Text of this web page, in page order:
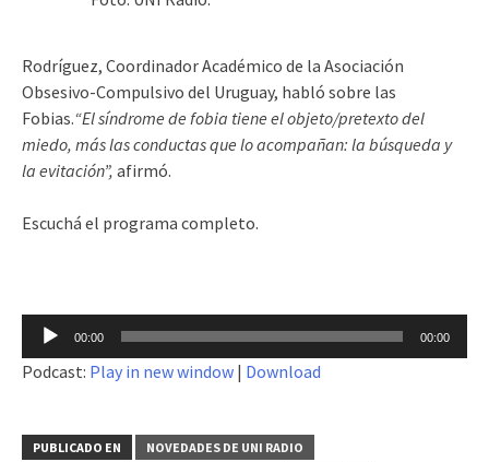
Rodríguez, Coordinador Académico de la Asociación
Obsesivo-Compulsivo del Uruguay, habló sobre las
Fobias.“El síndrome de fobia tiene el objeto/pretexto del
miedo, más las conductas que lo acompañan: la búsqueda y
la evitación”, afirmó.
Escuchá el programa completo.
Reproductor
audio
00:00 00:00
Podcast: Play in new window | Download
PUBLICADO EN
NOVEDADES DE UNI RADIO